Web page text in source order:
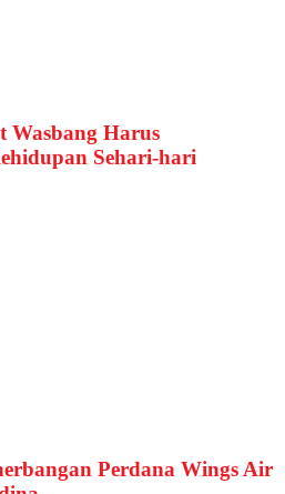
Wasbang Harus
Sehari-hari
Perdana Wings Air